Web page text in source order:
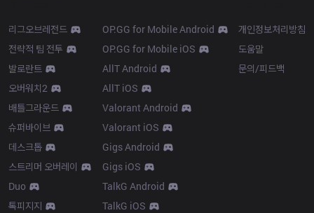
리그오브레전드
전략적 팀 전투
발로란트
오버워치2
배틀그라운드
슈퍼바이브
데스크톱
스트리머 오버레이
Duo
톡피지지
OP.GG for Mobile Android
OP.GG for Mobile iOS
AllT Android
AllT iOS
Valorant Android
Valorant iOS
Gigs Android
Gigs iOS
TalkG Android
TalkG iOS
개인정보처리방침
도움말
문의/피드백